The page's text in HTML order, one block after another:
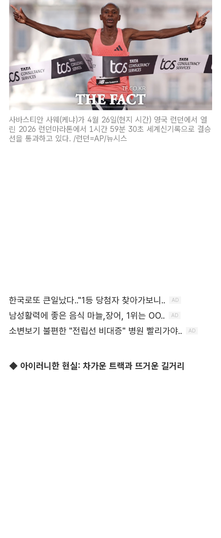
사바스티안 사웨(케냐)가 4월 26일(현지 시간) 영국 런던에서 열
린 2026 런던마라톤에서 1시간 59분 30초 세계신기록으로 결승
선을 통과하고 있다. /런던=AP/뉴시스
◆ 아이러니한 현실: 차가운 트랙과 뜨거운 길거리